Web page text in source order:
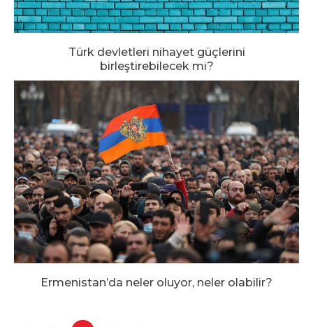
Türk devletleri nihayet güçlerini
birleştirebilecek mi?
Ermenistan’da neler oluyor, neler olabilir?